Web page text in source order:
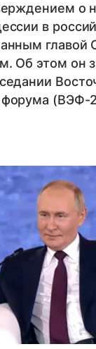
о
в
главой
Об этом он
форума (ВЭФ-